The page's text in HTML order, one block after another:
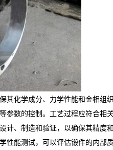
化学成分、力学性能和金相组织
数的控制。工艺过程应符合相
、制造和验证，以确保其精度和
能测试，可以评估锻件的内部